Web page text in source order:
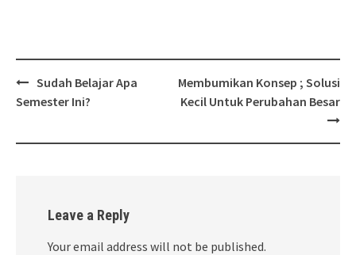
Post
navigation
Sudah Belajar Apa
Semester Ini?
Membumikan Konsep ; Solusi
Kecil Untuk Perubahan Besar
Leave a Reply
Your email address will not be published.